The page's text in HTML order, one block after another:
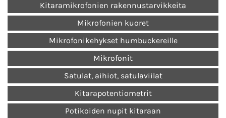
Kitaramikrofonien rakennustarvikkeita
Mikrofonien kuoret
Mikrofonikehykset humbuckereille
Mikrofonit
Satulat, aihiot, satulaviilat
Kitarapotentiometrit
Potikoiden nupit kitaraan